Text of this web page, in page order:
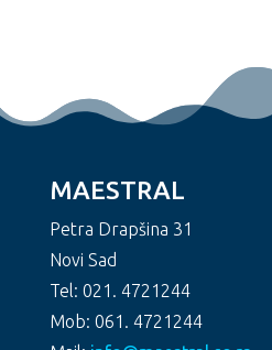
MAESTRAL
Petra Drapšina 31
Novi Sad
Tel: 021. 4721244
Mob: 061. 4721244